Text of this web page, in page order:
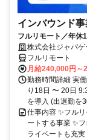
インバウンド
フルリモート／年休
株式会社ジャパゲ
フルリモート
月給240,000円～
勤務時間詳細 実
り18日 〜 20日
を導入 (出退勤を
仕事内容 ✨フル
ートする事業 ✨
ライベートも充実